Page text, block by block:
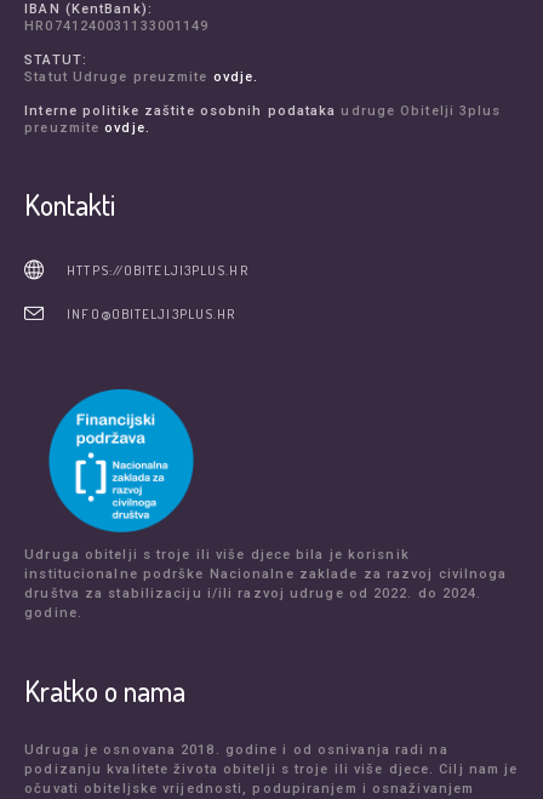
IBAN (KentBank):
HR0741240031133001149
STATUT:
Statut Udruge preuzmite ovdje.
Interne politike zaštite osobnih podataka udruge Obitelji 3plus
preuzmiteovdje.
Kontakti
HTTPS://OBITELJI3PLUS.HR
INFO@OBITELJI3PLUS.HR
Udruga obitelji s troje ili više djece bila je korisnik
institucionalne podrške Nacionalne zaklade za razvoj civilnoga
društva za stabilizaciju i/ili razvoj udruge od 2022. do 2024.
godine.
Kratko o nama
Udruga je osnovana 2018. godine i od osnivanja radi na
podizanju kvalitete života obitelji s troje ili više djece. Cilj nam je
očuvati obiteljske vrijednosti, podupiranjem i osnaživanjem